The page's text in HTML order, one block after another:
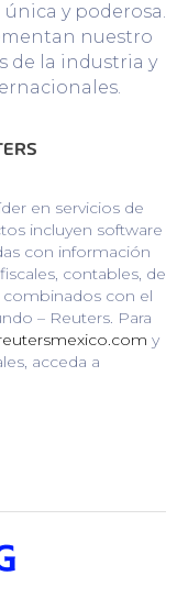
y poderosa.
nuestro
de la industria y
en servicios de
incluyen software
con información
contables, de
con el
– Reuters. Para
y
acceda a